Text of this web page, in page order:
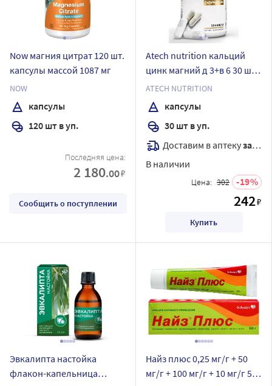
Now магния цитрат 120 шт.
капсулы массой 1087 мг
NOW
капсулы
120 шт в уп.
Последняя цена:
2 180.00₽
Сообщить о поступлении
Atech nutrition кальций
цинк магний д 3+в 6 30 шт.
капсулы массой 600 мг
ATECH NUTRITION
капсулы
30 шт в уп.
Доставим в аптекузавтра
В наличии
Цена: 302 19
242₽
Купить
Эвкалипта настойка
флакон-капельница
Найз плюс 0,25 мг/г + 50
мг/г + 100 мг/г + 10 мг/г 50